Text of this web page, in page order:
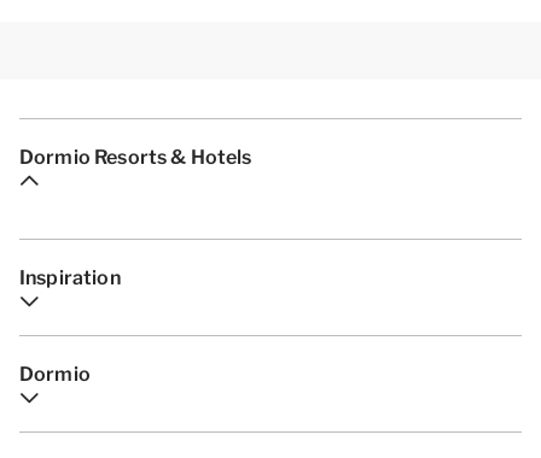
Dormio Resorts & Hotels
Inspiration
Dormio